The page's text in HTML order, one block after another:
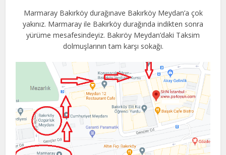
Marmaray Bakırköy durağınave Bakırköy Meydan’a çok
yakınız. Marmaray ile Bakırköy durağında indikten sonra
yürüme mesafesindeyiz. Bakıröy Meydan’daki Taksim
dolmuşlarının tam karşı sokağı.